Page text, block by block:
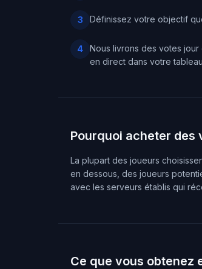
3 Définissez votre objectif
4
Nous livrons des votes
en direct dans votre
Pourquoi acheter des
La plupart des joueurs
en dessous, des joueurs
avec les serveurs établis qui
Ce que vous obtenez